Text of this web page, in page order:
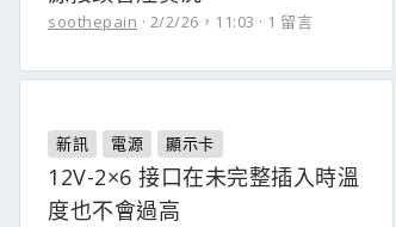
soothepain 2/2/26，11:03 1 留言
新訊 電源 顯示卡
12V-2×6 接口在未完整插入時溫
度也不會過高